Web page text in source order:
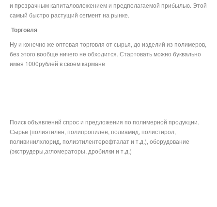
и прозрачным капиталовложением и предполагаемой прибылью. Этой
самый быстро растущий сегмент на рынке.
Торговля
Ну и конечно же оптовая торговля от сырья, до изделий из полимеров,
без этого вообще ничего не обходится. Стартовать можно буквально
имея 1000рублей в своем кармане
Поиск объявлений спрос и предложения по полимерной продукции.
Сырье (полиэтилен, полипропилен, полиамид, полистирол,
поливинилхлорид, полиэтилентерефталат и т.д.), оборудование
(экструдеры,агломераторы, дробилки и т.д.)